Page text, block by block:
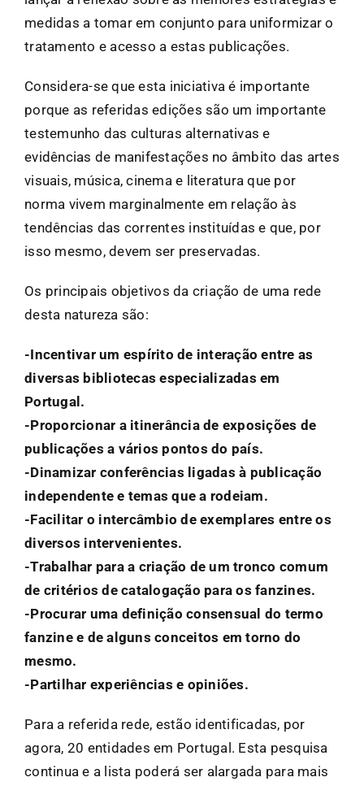
medidas a tomar em conjunto para uniformizar o
tratamento e acesso a estas publicações.
Considera-se que esta iniciativa é importante
porque as referidas edições são um importante
testemunho das culturas alternativas e
evidências de manifestações no âmbito das artes
visuais, música, cinema e literatura que por
norma vivem marginalmente em relação às
tendências das correntes instituídas e que, por
isso mesmo, devem ser preservadas.
Os principais objetivos da criação de uma rede
desta natureza são:
-Incentivar um espírito de interação entre as
diversas bibliotecas especializadas em
Portugal.
-Proporcionar a itinerância de exposições de
publicações a vários pontos do país.
-Dinamizar conferências ligadas à publicação
independente e temas que a rodeiam.
-Facilitar o intercâmbio de exemplares entre os
diversos intervenientes.
-Trabalhar para a criação de um tronco comum
de critérios de catalogação para os fanzines.
-Procurar uma definição consensual do termo
fanzine e de alguns conceitos em torno do
mesmo.
-Partilhar experiências e opiniões.
Para a referida rede, estão identificadas, por
agora, 20 entidades em Portugal. Esta pesquisa
continua e a lista poderá ser alargada para mais